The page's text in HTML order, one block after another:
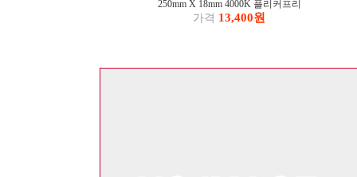
250mm X 18mm 4000K 플리커프리
가격 13,400원